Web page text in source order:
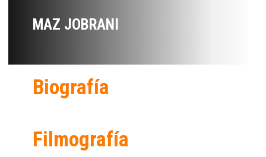
MAZ JOBRANI
Biografía
Filmografía